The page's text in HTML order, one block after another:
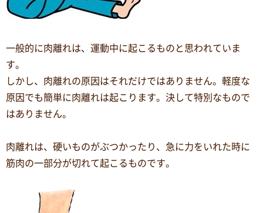
一般的に肉離れは、運動中に起こるものと思われていま
す。
しかし、肉離れの原因はそれだけではありません。軽度な
原因でも簡単に肉離れは起こります。決して特別なもので
はありません。
肉離れは、硬いものがぶつかったり、急に力をいれた時に
筋肉の一部分が切れて起こるものです。